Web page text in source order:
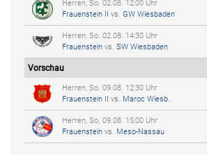
Herren, So. 02.08. 12:00 Uhr
Frauenstein II vs. GW Wiesbaden
Herren, So. 02.08. 14:30 Uhr
Frauenstein vs. SW Wiesbaden
Vorschau
Herren, So. 09.08. 12:30 Uhr
Frauenstein II vs. Maroc Wiesb.
Herren, So. 09.08. 15:00 Uhr
Frauenstein vs. Meso-Nassau